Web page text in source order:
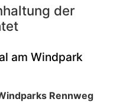
der
am Windpark
Rennweg